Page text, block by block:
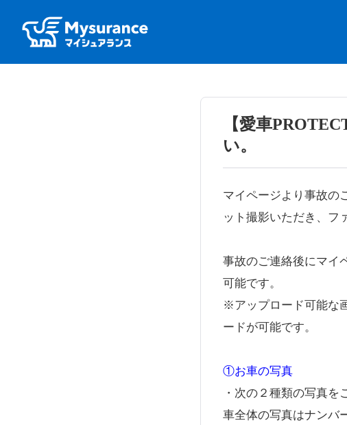
【愛車
い。
マイページより事故の
ット撮影いただき、フ
事故のご連絡後にマイ
可能です。
※アップロード可能な
ードが可能です。
①お車の写真
・次の２種類の写真を
車全体の写真はナンバ